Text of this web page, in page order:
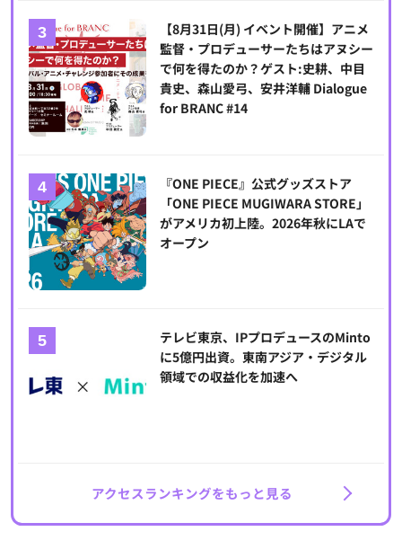
【8月31日(月) イベント開催】アニメ
監督・プロデューサーたちはアヌシー
で何を得たのか？ゲスト:史耕、中目
貴史、森山愛弓、安井洋輔 Dialogue
for BRANC #14
『ONE PIECE』公式グッズストア
「ONE PIECE MUGIWARA STORE」
がアメリカ初上陸。2026年秋にLAで
オープン
テレビ東京、IPプロデュースのMinto
に5億円出資。東南アジア・デジタル
領域での収益化を加速へ
アクセスランキングをもっと見る